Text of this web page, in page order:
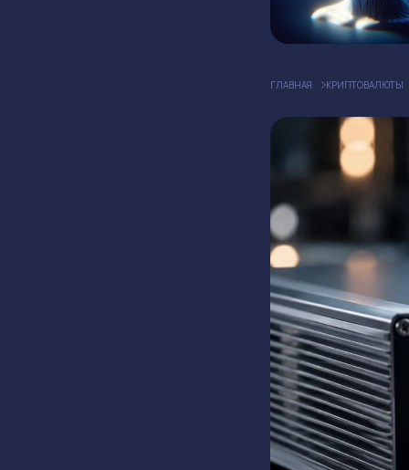
ГЛАВНАЯ КРИПТОВАЛЮТЫ